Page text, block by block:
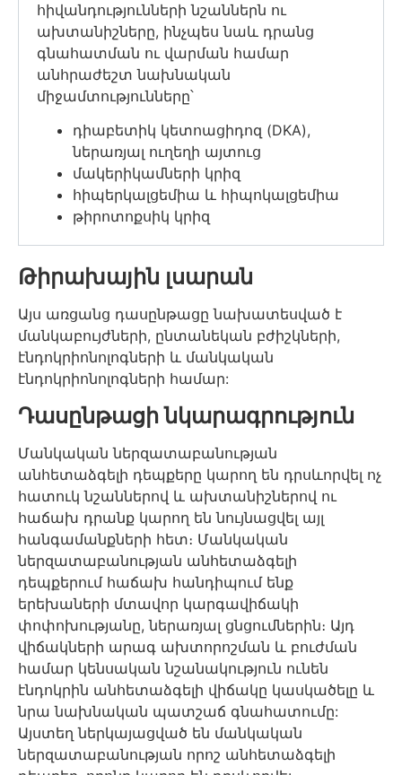
հիվանդությունների նշաններն ու
ախտանիշները, ինչպես նաև դրանց
գնահատման ու վարման համար
անհրաժեշտ նախնական
միջամտությունները՝
դիաբետիկ կետոացիդոզ (DKA),
ներառյալ ուղեղի այտուց
մակերիկամների կրիզ
հիպերկալցեմիա և հիպոկալցեմիա
թիրոտոքսիկ կրիզ
Թիրախային լսարան
Այս առցանց դասընթացը նախատեսված է
մանկաբույժների, ընտանեկան բժիշկների,
էնդոկրիոնոլոգների և մանկական
էնդոկրիոնոլոգների համար:
Դասընթացի նկարագրություն
Մանկական ներզատաբանության
անհետաձգելի դեպքերը կարող են դրսևորվել ոչ
հատուկ նշաններով և ախտանիշներով ու
հաճախ դրանք կարող են նույնացվել այլ
հանգամանքների հետ։ Մանկական
ներզատաբանության անհետաձգելի
դեպքերում հաճախ հանդիպում ենք
երեխաների մտավոր կարգավիճակի
փոփոխությանը, ներառյալ ցնցումներին։ Այդ
վիճակների արագ ախտորոշման և բուժման
համար կենսական նշանակություն ունեն
էնդոկրին անհետաձգելի վիճակը կասկածելը և
նրա նախնական պատշաճ գնահատումը:
Այստեղ ներկայացված են մանկական
ներզատաբանության որոշ անհետաձգելի